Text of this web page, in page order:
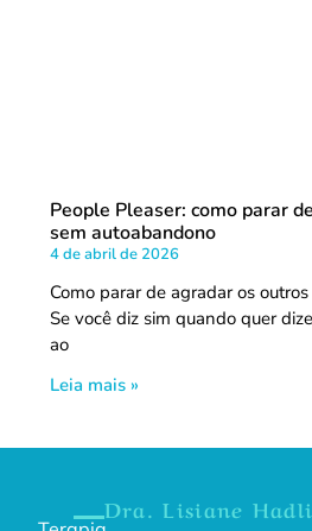
People Pleaser: como parar
sem autoabandono
4 de abril de 2026
Como parar de agradar os
Se você diz sim quando quer
ao
Leia mais »
Dra. Lisiane